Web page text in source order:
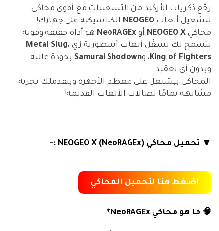
رجّع ذكريات الأركيد من التسعينات مع أقوى محاكي
لتشغيل ألعاب NEOGEO الكلاسيكية على جهازك!
محاكي NEOGEO X أو NeoRAGEx هو أداة خفيفة وقوية
بتسمح لك تشغّل ألعاب أسطورية زي Metal Slug،
King of Fighters، وSamurai Shodown بجودة عالية
وبدون أي تعقيد.
المحاكي بيشتغل على معظم الأجهزة وبيقدملك تجربة
مشابهة تمامًا لصالات الألعاب القديمة!
🔽 تحميل محاكي NEOGEO X (NeoRAGEx) :-
اضغط هنا لتحميل المحاكي
🧠 ما هو محاكي NeoRAGEx؟